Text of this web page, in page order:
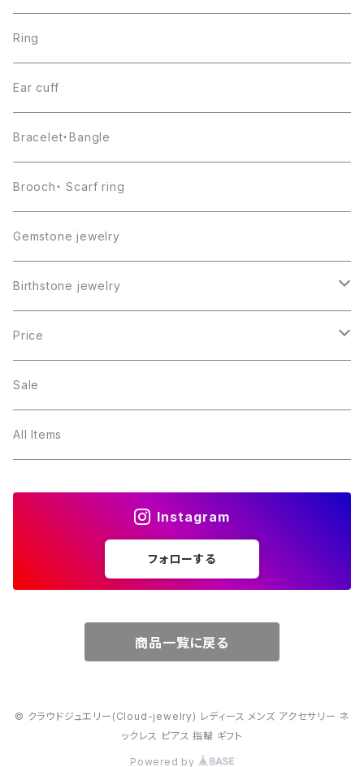
Ring
Ear cuff
Bracelet・Bangle
Brooch・ Scarf ring
Gemstone jewelry
Birthstone jewelry
１月・ガーネット
２月・アメジスト
３月・アクアマリン
Price
～5000円
～10000円
Sale
All Items
Instagram
フォローする
商品一覧に戻る
© クラウドジュエリー(Cloud-jewelry) レディース メンズ アクセサリー ネ
ックレス ピアス 指輪 ギフト
Powered by